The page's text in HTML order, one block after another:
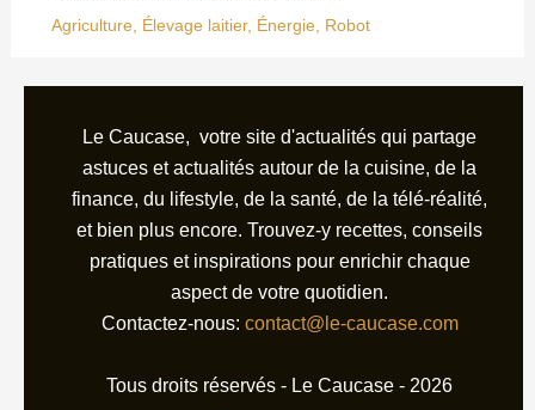
Agriculture Élevage laitier, Énergie Robot
Le Caucase, votre site d'actualités qui partage
astuces et actualités autour de la cuisine, de la
finance, du lifestyle, de la santé, de la télé-réalité,
et bien plus encore. Trouvez-y recettes, conseils
pratiques et inspirations pour enrichir chaque
aspect de votre quotidien.
Contactez-nous: contact@le-caucase.com
Tous droits réservés - Le Caucase - 2026